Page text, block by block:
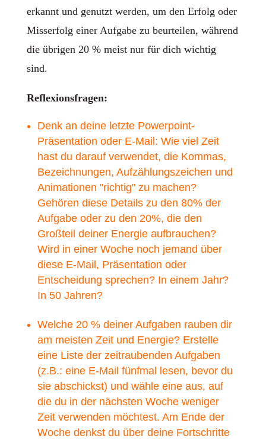
erkannt und genutzt werden, um den Erfolg oder
Misserfolg einer Aufgabe zu beurteilen, während
die übrigen 20 % meist nur für dich wichtig
sind.
Reflexionsfragen:
Denk an deine letzte Powerpoint-
Präsentation oder E-Mail: Wie viel Zeit
hast du darauf verwendet, die Kommas,
Bezeichnungen, Aufzählungszeichen und
Animationen "richtig" zu machen?
Gehören diese Details zu den 80% der
Aufgabe oder zu den 20%, die den
Großteil deiner Energie aufbrauchen?
Wird in einer Woche noch jemand über
diese E-Mail, Präsentation oder
Entscheidung sprechen? In einem Jahr?
In 50 Jahren?
Welche 20 % deiner Aufgaben rauben dir
am meisten Zeit und Energie? Erstelle
eine Liste der zeitraubenden Aufgaben
(z.B.: eine E-Mail fünfmal lesen, bevor du
sie abschickst) und wähle eine aus, auf
die du in der nächsten Woche weniger
Zeit verwenden möchtest. Am Ende der
Woche denkst du über deine Fortschritte